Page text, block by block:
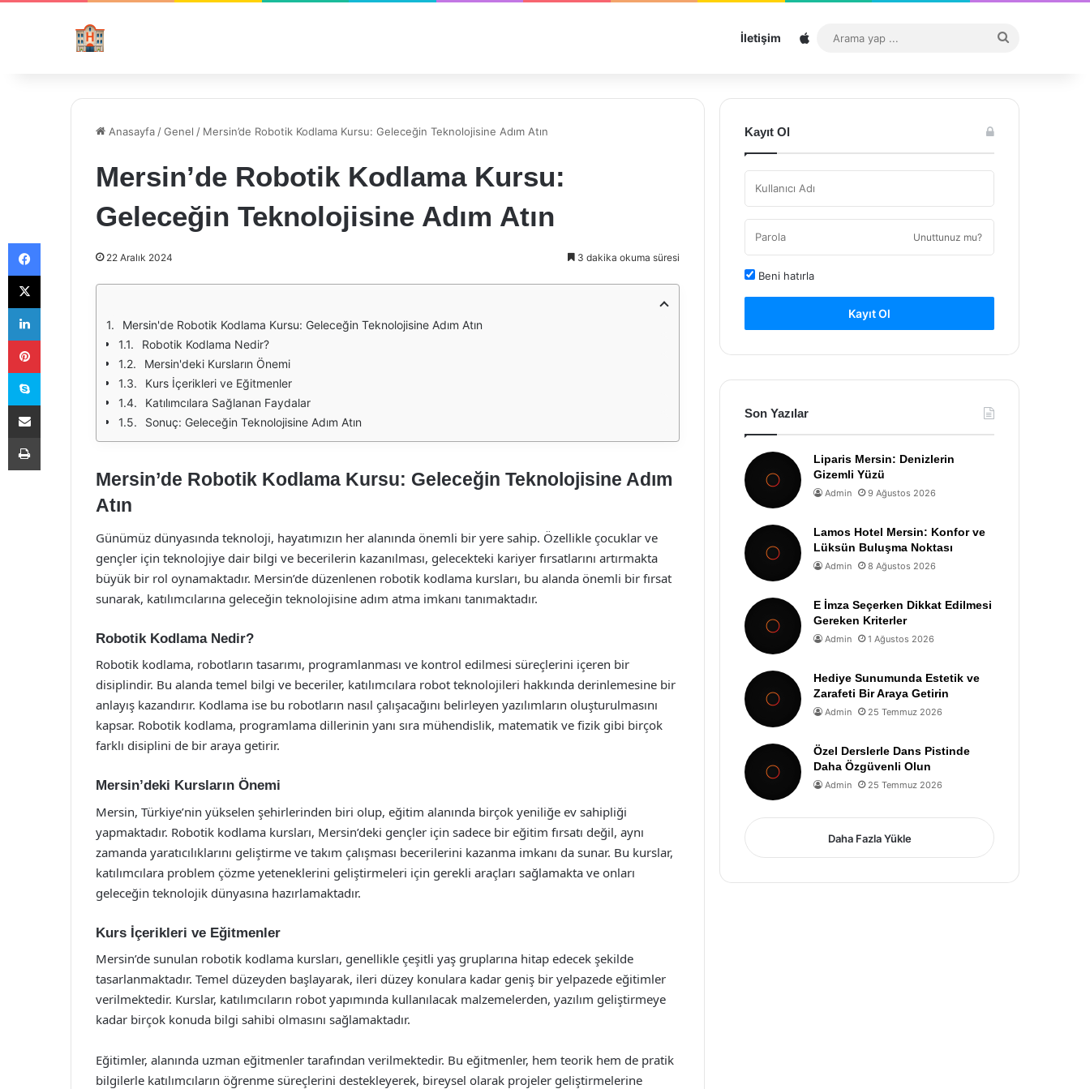
İletişim Sitemap
...
Anasayfa /Genel / Mersin’de Robotik Kodlama Kursu: Geleceğin Teknolojisine Adım Atın
Mersin’de Robotik Kodlama Kursu:
Geleceğin Teknolojisine Adım Atın
22 Aralık 2024 3 dakika okuma süresi
Mersin'de Robotik Kodlama Kursu: Geleceğin Teknolojisine Adım Atın
Robotik Kodlama Nedir?
Mersin'deki Kursların Önemi
Kurs İçerikleri ve Eğitmenler
Katılımcılara Sağlanan Faydalar
Sonuç: Geleceğin Teknolojisine Adım Atın
Mersin’de Robotik Kodlama Kursu: Geleceğin Teknolojisine Adım
Atın
Günümüz dünyasında teknoloji, hayatımızın her alanında önemli bir yere sahip. Özellikle çocuklar ve
gençler için teknolojiye dair bilgi ve becerilerin kazanılması, gelecekteki kariyer fırsatlarını artırmakta
büyük bir rol oynamaktadır. Mersin’de düzenlenen robotik kodlama kursları, bu alanda önemli bir fırsat
sunarak, katılımcılarına geleceğin teknolojisine adım atma imkanı tanımaktadır.
Robotik Kodlama Nedir?
Robotik kodlama, robotların tasarımı, programlanması ve kontrol edilmesi süreçlerini içeren bir
disiplindir. Bu alanda temel bilgi ve beceriler, katılımcılara robot teknolojileri hakkında derinlemesine bir
anlayış kazandırır. Kodlama ise bu robotların nasıl çalışacağını belirleyen yazılımların oluşturulmasını
kapsar. Robotik kodlama, programlama dillerinin yanı sıra mühendislik, matematik ve fizik gibi birçok
farklı disiplini de bir araya getirir.
Mersin’deki Kursların Önemi
Mersin, Türkiye’nin yükselen şehirlerinden biri olup, eğitim alanında birçok yeniliğe ev sahipliği
yapmaktadır. Robotik kodlama kursları, Mersin’deki gençler için sadece bir eğitim fırsatı değil, aynı
zamanda yaratıcılıklarını geliştirme ve takım çalışması becerilerini kazanma imkanı da sunar. Bu kurslar,
katılımcılara problem çözme yeteneklerini geliştirmeleri için gerekli araçları sağlamakta ve onları
geleceğin teknolojik dünyasına hazırlamaktadır.
Kurs İçerikleri ve Eğitmenler
Mersin’de sunulan robotik kodlama kursları, genellikle çeşitli yaş gruplarına hitap edecek şekilde
tasarlanmaktadır. Temel düzeyden başlayarak, ileri düzey konulara kadar geniş bir yelpazede eğitimler
verilmektedir. Kurslar, katılımcıların robot yapımında kullanılacak malzemelerden, yazılım geliştirmeye
kadar birçok konuda bilgi sahibi olmasını sağlamaktadır.
Eğitimler, alanında uzman eğitmenler tarafından verilmektedir. Bu eğitmenler, hem teorik hem de pratik
bilgilerle katılımcıların öğrenme süreçlerini destekleyerek, bireysel olarak projeler geliştirmelerine
Kayıt Ol
Unuttunuz mu?
Beni hatırla
Kayıt Ol
Son Yazılar
Liparis Mersin: Denizlerin
Gizemli Yüzü
Admin 9 Ağustos 2026
Lamos Hotel Mersin: Konfor ve
Lüksün Buluşma Noktası
Admin 8 Ağustos 2026
E İmza Seçerken Dikkat Edilmesi
Gereken Kriterler
Admin 1 Ağustos 2026
Hediye Sunumunda Estetik ve
Zarafeti Bir Araya Getirin
Admin 25 Temmuz 2026
Özel Derslerle Dans Pistinde
Daha Özgüvenli Olun
Admin 25 Temmuz 2026
Daha Fazla Yükle
Facebook
X
LinkedIn
Pinterest
Skype
E-Posta ile paylaş